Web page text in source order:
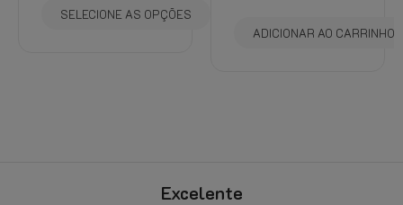
SELECIONE AS OPÇÕES
ADICIONAR AO CARRINHO
Excelente